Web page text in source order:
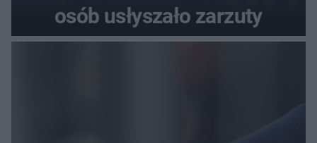
osób usłyszało zarzuty